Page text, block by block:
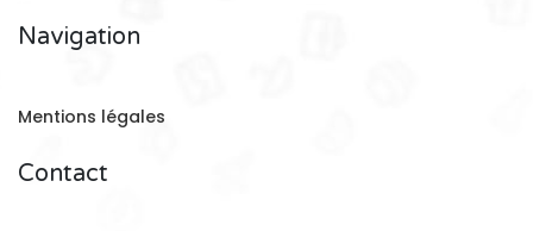
Navigation
Mentions légales
Contact